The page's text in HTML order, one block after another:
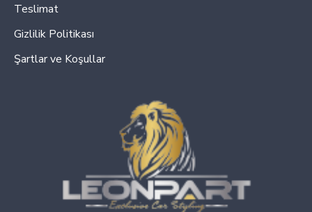
Teslimat
Gizlilik Politikası
Şartlar ve Koşullar